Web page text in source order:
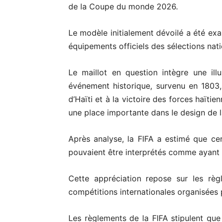
de la Coupe du monde 2026.
Le modèle initialement dévoilé a été
équipements officiels des sélections
Le maillot en question intègre une
événement historique, survenu en
d’Haïti et à la victoire des forces
une place importante dans le design de
Après analyse, la FIFA a estimé que
pouvaient être interprétés comme
Cette appréciation repose sur les
compétitions internationales organisées
Les règlements de la FIFA stipulent